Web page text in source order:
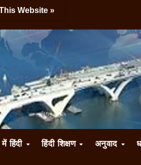
हिंदी हिंदी शिक्षण अनुवाद
Website »